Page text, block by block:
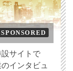
SPONSORED
設サイトで
インタビュ